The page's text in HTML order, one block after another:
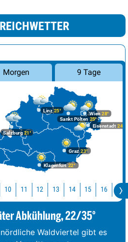
Morgen 9 Tage
Graz23°
Klagenfurt 22°
Linz25°
Salzburg21°
Wien 28°
Eisenstadt 24°
Sankt Pölten 25°
10 11 12 13 14 15 16 17
Abkühlung, 22/35°
Waldviertel gibt es